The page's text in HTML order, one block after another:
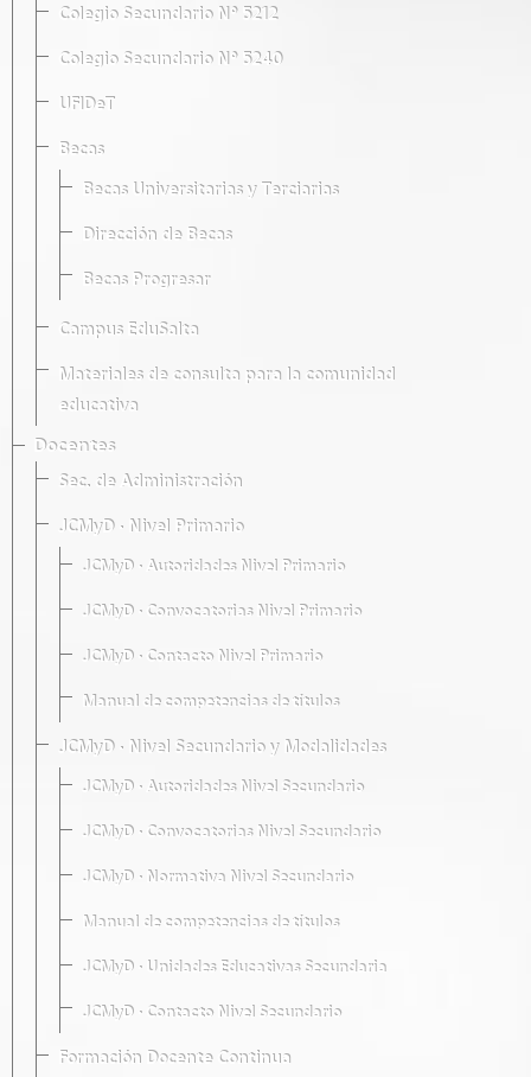
Colegio Secundario Nº 5212
Colegio Secundario Nº 5240
UFIDeT
Becas
Becas Universitarias y Terciarias
Dirección de Becas
Becas Progresar
Campus EduSalta
Materiales de consulta para la comunidad
educativa
Docentes
Sec. de Administración
JCMyD · Nivel Primario
JCMyD · Autoridades Nivel Primario
JCMyD · Convocatorias Nivel Primario
JCMyD · Contacto Nivel Primario
Manual de competencias de títulos
JCMyD · Nivel Secundario y Modalidades
JCMyD · Autoridades Nivel Secundario
JCMyD · Convocatorias Nivel Secundario
JCMyD · Normativa Nivel Secundario
Manual de competencias de títulos
JCMyD · Unidades Educativas Secundaria
JCMyD · Contacto Nivel Secundario
Formación Docente Continua